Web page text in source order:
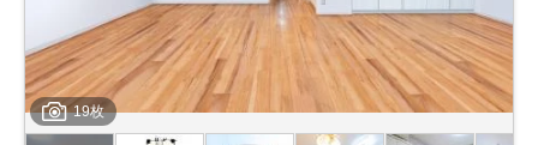
19枚